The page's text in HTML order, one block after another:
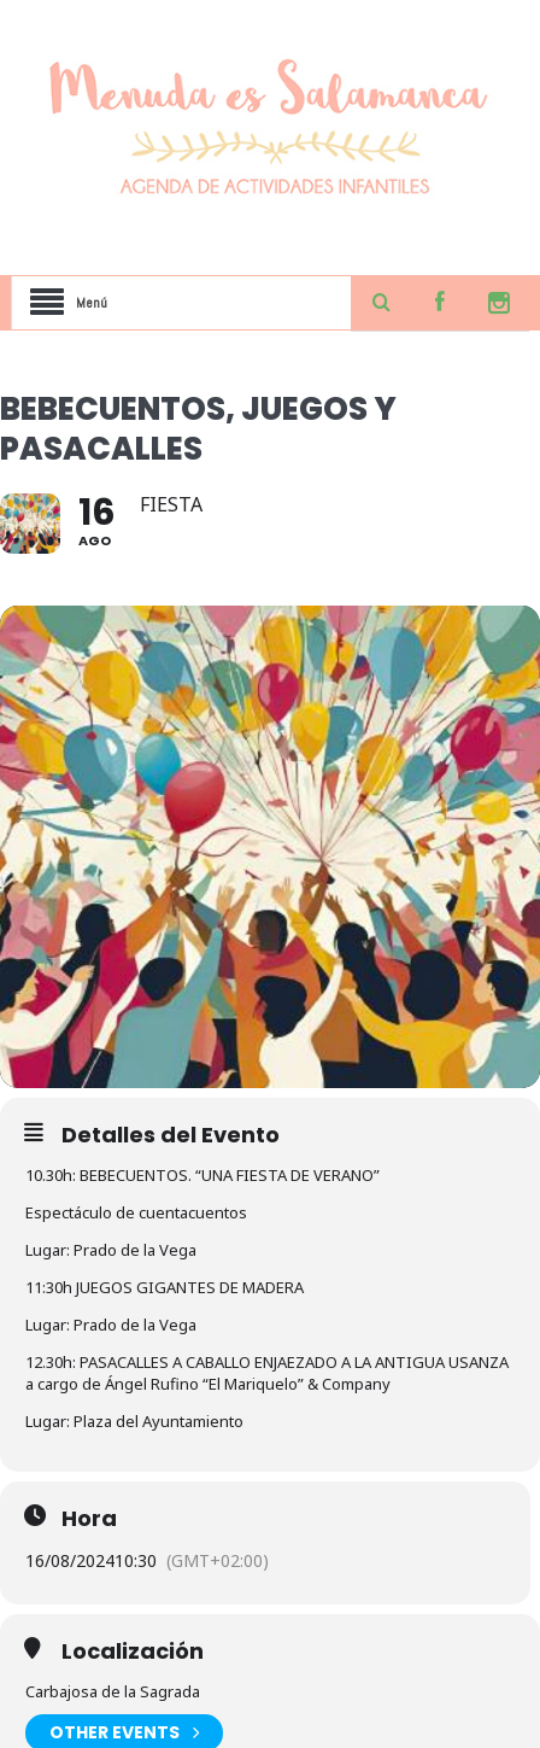
Menú
BEBECUENTOS, JUEGOS Y
PASACALLES
16
AGO
FIESTA
Detalles del Evento
10.30h: BEBECUENTOS. “UNA FIESTA DE VERANO”
Espectáculo de cuentacuentos
Lugar: Prado de la Vega
11:30h JUEGOS GIGANTES DE MADERA
Lugar: Prado de la Vega
12.30h: PASACALLES A CABALLO ENJAEZADO A LA ANTIGUA USANZA
a cargo de Ángel Rufino “El Mariquelo” & Company
Lugar: Plaza del Ayuntamiento
Hora
16/08/202410:30 (GMT+02:00)
Localización
Carbajosa de la Sagrada
OTHER EVENTS